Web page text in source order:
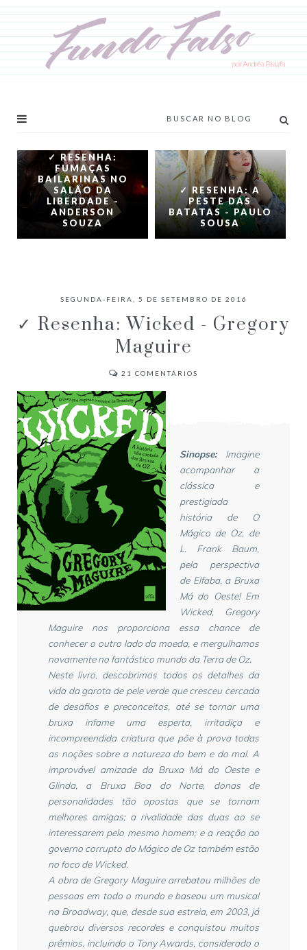
✓ RESENHA:
FUMAÇAS
BAILARINAS NO
SALÃO DA
LIBERDADE -
ANDERSON
SOUZA
✓ RESENHA: A
PESTE DAS
BATATAS - PAULO
SOUSA
SEGUNDA-FEIRA, 5 DE SETEMBRO DE 2016
✓ Resenha: Wicked - Gregory
Maguire
21 COMENTÁRIOS
Sinopse:Imagine
acompanhar a
clássica e
prestigiada
história de O
Mágico de Oz, de
L. Frank Baum,
pela perspectiva
de Elfaba, a Bruxa
Má do Oeste! Em
Wicked, Gregory
Maguire nos proporciona essa chance de
conhecer o outro lado da moeda, e mergulhamos
novamente no fantástico mundo da Terra de Oz.
Neste livro, descobrimos todos os detalhes da
vida da garota de pele verde que cresceu cercada
de desafios e preconceitos, até se tornar uma
bruxa infame uma esperta, irritadiça e
incompreendida criatura que põe à prova todas
as noções sobre a natureza do bem e do mal. A
improvável amizade da Bruxa Má do Oeste e
Glinda, a Bruxa Boa do Norte, donas de
personalidades tão opostas que se tornam
melhores amigas; a rivalidade das duas ao se
interessarem pelo mesmo homem; e a reação ao
governo corrupto do Mágico de Oz também estão
no foco de Wicked.
A obra de Gregory Maguire arrebatou milhões de
pessoas em todo o mundo e baseou um musical
na Broadway, que, desde sua estreia, em 2003, já
quebrou diversos recordes e conquistou muitos
prêmios, incluindo o Tony Awards, considerado o